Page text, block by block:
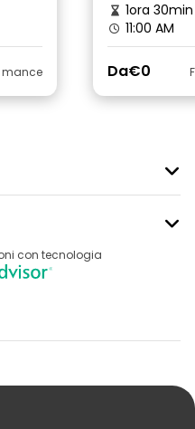
mance
1ora 30min
11:00 AM
Da€0
con tecnologia